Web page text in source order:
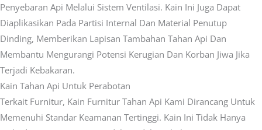
Penyebaran Api Melalui Sistem Ventilasi. Kain Ini Juga Dapat
Diaplikasikan Pada Partisi Internal Dan Material Penutup
Dinding, Memberikan Lapisan Tambahan Tahan Api Dan
Membantu Mengurangi Potensi Kerugian Dan Korban Jiwa Jika
Terjadi Kebakaran.
Kain Tahan Api Untuk Perabotan
Terkait Furnitur, Kain Furnitur Tahan Api Kami Dirancang Untuk
Memenuhi Standar Keamanan Tertinggi. Kain Ini Tidak Hanya